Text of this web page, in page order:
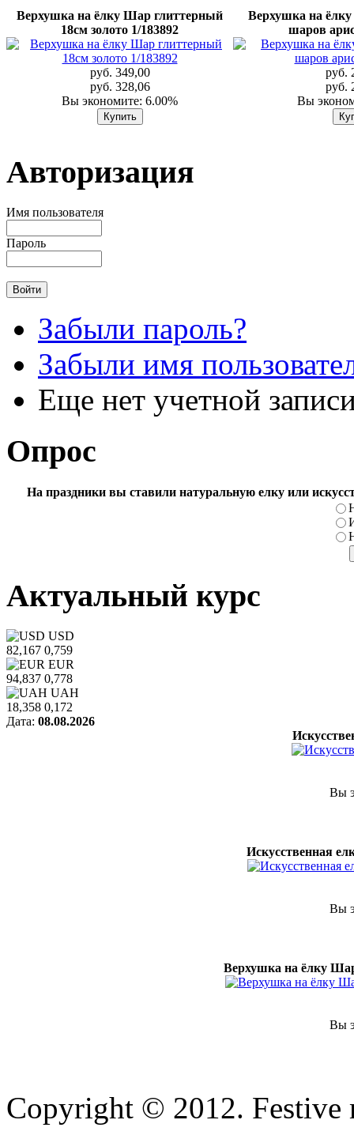
Верхушка на ёлку Шар глиттерный
18см золото 1/183892
руб. 349,00
руб. 328,06
Вы экономите: 6.00%
Верхушка на
шаров
руб.
руб.
Вы
Авторизация
Имя пользователя
Пароль
Забыли пароль?
Забыли имя
Еще нет учетной
Опрос
На праздники вы ставили натуральную елку или
Актуальный курс
USD
82,167 0,759
EUR
94,837 0,778
UAH
18,358 0,172
Дата: 08.08.2026
Вы
Искусственная
Вы
Верхушка на ёлку
Вы
Copyright © 2012. Festive